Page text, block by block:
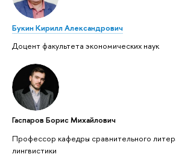
Букин Кирилл Александрович
Доцент факультета экономических наук
Гаспаров Борис Михайлович
Профессор кафедры сравнительного
лингвистики